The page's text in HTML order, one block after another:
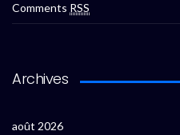
Comments RSS
Archives
août 2026